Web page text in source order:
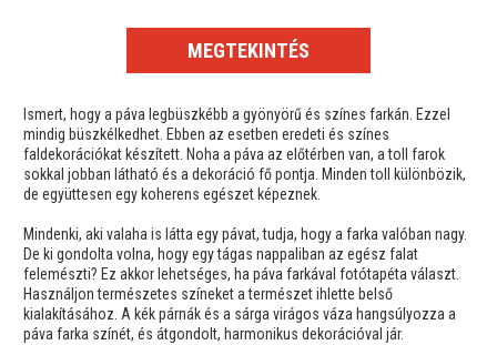
MEGTEKINTÉS
Ismert, hogy a páva legbüszkébb a gyönyörű és színes farkán. Ezzel
mindig büszkélkedhet. Ebben az esetben eredeti és színes
faldekorációkat készített. Noha a páva az előtérben van, a toll farok
sokkal jobban látható és a dekoráció fő pontja. Minden toll különbözik,
de együttesen egy koherens egészet képeznek.
Mindenki, aki valaha is látta egy pávat, tudja, hogy a farka valóban nagy.
De ki gondolta volna, hogy egy tágas nappaliban az egész falat
felemészti? Ez akkor lehetséges, ha páva farkával fotótapéta választ.
Használjon természetes színeket a természet ihlette belső
kialakításához. A kék párnák és a sárga virágos váza hangsúlyozza a
páva farka színét, és átgondolt, harmonikus dekorációval jár.